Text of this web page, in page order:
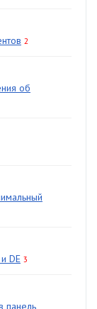
2
об
DE 3
панель